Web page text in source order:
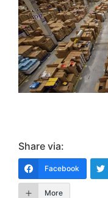
Share via:
Facebook
More